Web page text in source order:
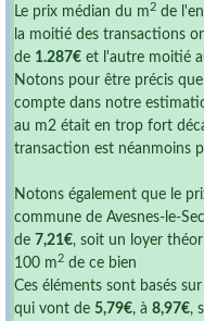
Le prix médian du m 2 de
la moitié des transactions
de 1.287€ et l'autre moitié
Notons pour être précis que
compte dans notre
au m2 était en trop fort
transaction est néanmoins
Notons également que le
commune de Avesnes-le-
de 7,21€, soit un loyer
100 m 2 de ce bien
Ces éléments sont basés
qui vont de 5,79€, à 8,97€,